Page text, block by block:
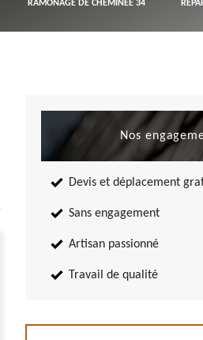
RAMONAGE DE CHEMINÉE 34
Nos
Devis et déplacement
Sans engagement
Artisan passionné
Travail de qualité